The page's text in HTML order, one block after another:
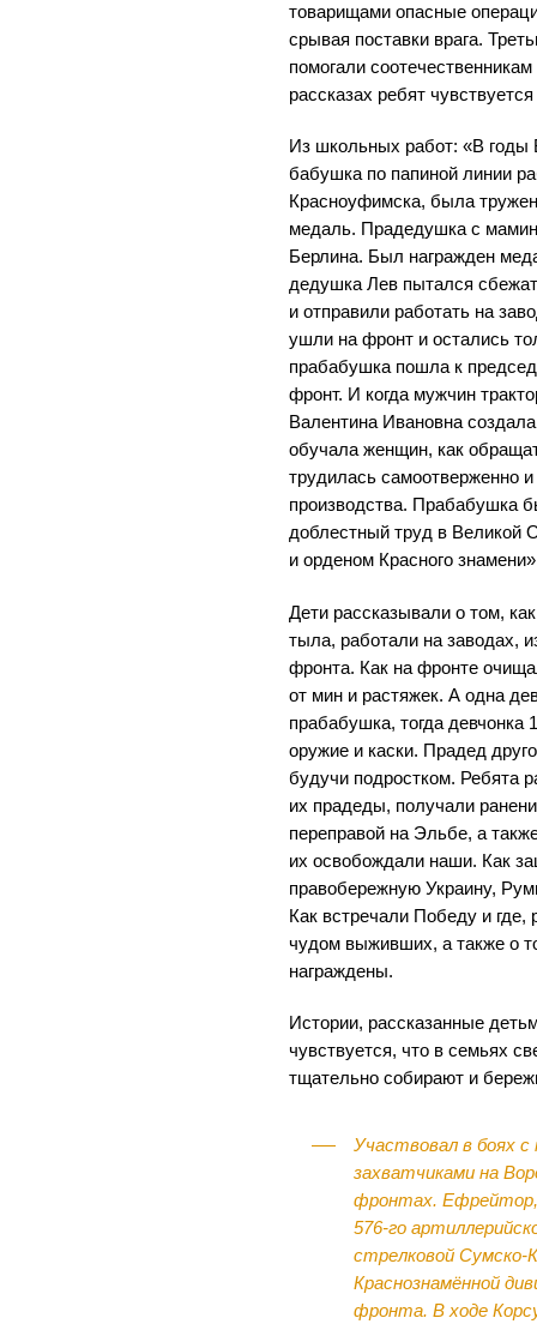
товарищами опасные
срывая поставки врага.
помогали
рассказах ребят
Из школьных работ: «В годы
бабушка по папиной линии
Красноуфимска, была
медаль. Прадедушка с
Берлина. Был награжден
дедушка Лев пытался
и отправили работать на
ушли на фронт и остались
прабабушка пошла к
фронт. И когда мужчин
Валентина Ивановна
обучала женщин, как
трудилась самоотверженно
производства. Прабабушка
доблестный труд в Великой
и орденом Красного
Дети рассказывали о том,
тыла, работали на заводах,
фронта. Как на фронте
от мин и растяжек. А одна
прабабушка, тогда девчонка
оружие и каски. Прадед
будучи подростком. Ребята
их прадеды, получали
переправой на Эльбе, а
их освобождали наши. Как
правобережную Украину,
Как встречали Победу и где,
чудом выживших, а также о
награждены.
Истории, рассказанные
чувствуется, что в семьях
тщательно собирают и
Участвовал в боях
захватчиками на
фронтах. Ефрейтор,
576-го
стрелковой Сумско-
Краснознамённой
фронта. В ходе